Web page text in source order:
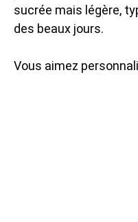
sucrée mais légère,
des beaux jours.
Vous aimez